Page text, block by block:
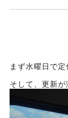
まず水曜日で定
そして、更新